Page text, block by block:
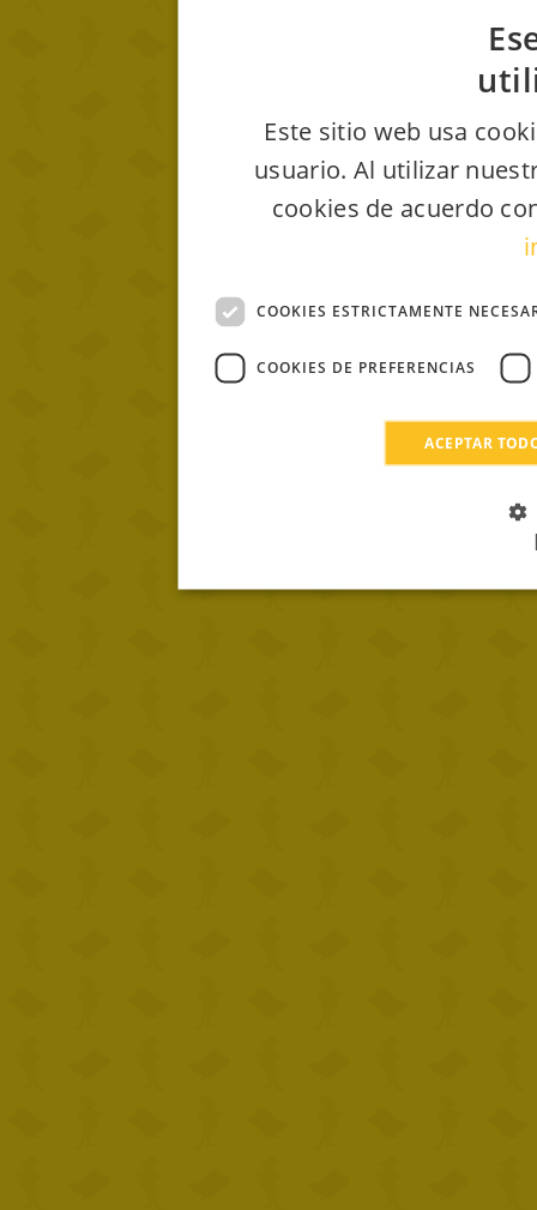
Este sitio web usa
usuario. Al utilizar
cookies de acuerdo
COOKIES ESTRICTAMENTE
COOKIES DE PREFERENCIAS
ACEPTAR